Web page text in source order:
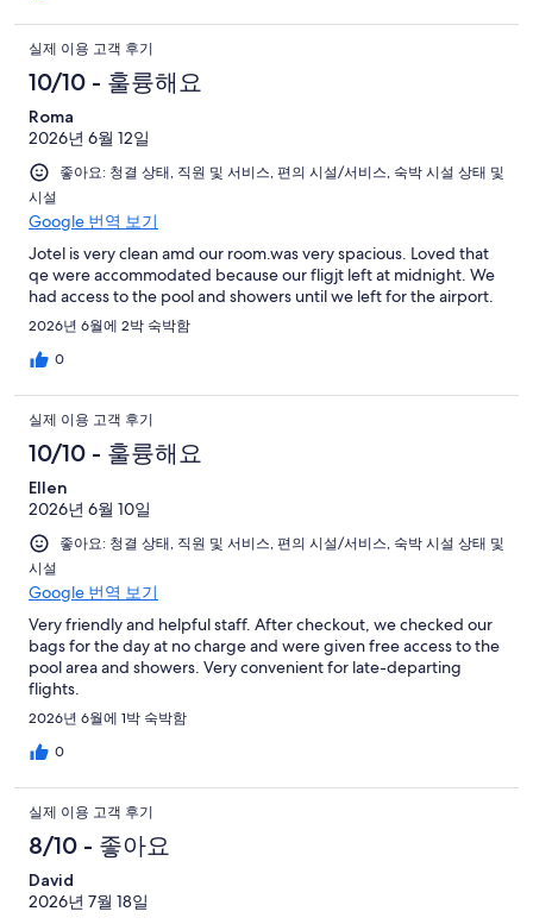
실제 이용 고객 후기
10/10 - 훌륭해요
Roma
2026년 6월 12일
좋아요: 청결 상태, 직원 및 서비스, 편의 시설/서비스, 숙박 시설 상태 및
시설
Google 번역 보기
Jotel is very clean amd our room.was very spacious. Loved that
qe were accommodated because our fligjt left at midnight. We
had access to the pool and showers until we left for the airport.
2026년 6월에 2박 숙박함
0
실제 이용 고객 후기
10/10 - 훌륭해요
Ellen
2026년 6월 10일
좋아요: 청결 상태, 직원 및 서비스, 편의 시설/서비스, 숙박 시설 상태 및
시설
Google 번역 보기
Very friendly and helpful staff. After checkout, we checked our
bags for the day at no charge and were given free access to the
pool area and showers. Very convenient for late-departing
flights.
2026년 6월에 1박 숙박함
0
실제 이용 고객 후기
8/10 - 좋아요
David
2026년 7월 18일